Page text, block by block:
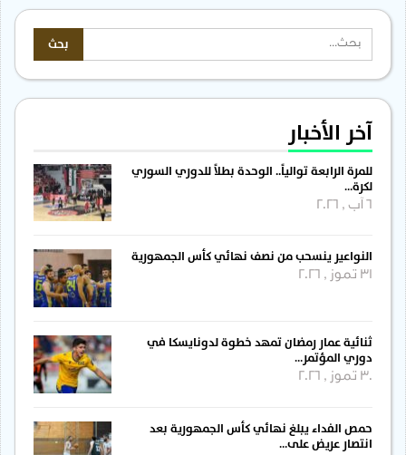
آخر الأخبار
للمرة الرابعة توالياً.. الوحدة بطلاً للدوري السوري
لكرة…
النواعير ينسحب من نصف نهائي كأس الجمهورية
31 تموز , 2026
ثنائية عمار رمضان تمهد خطوة لدونايسكا في
دوري المؤتمر…
30 تموز , 2026
حمص الفداء يبلغ نهائي كأس الجمهورية بعد
انتصار عريض على…